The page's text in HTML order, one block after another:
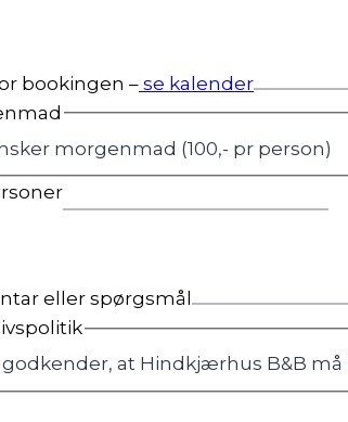
bookingen – se kalender
morgenmad (100,- pr person)
eller spørgsmål
at Hindkjærhus B&B